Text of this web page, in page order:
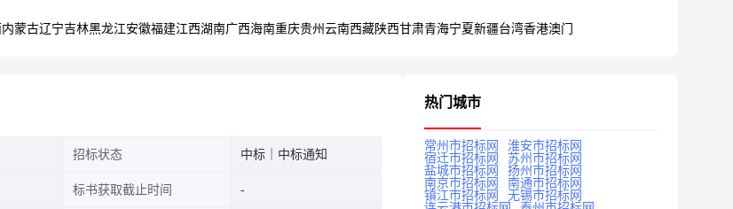
内蒙古辽宁吉林黑龙江安徽福建江西湖南广西海南重庆贵州 云南西藏陕西甘肃青海宁夏新疆台湾香港澳门
招标状态 中标｜中标通知
标书获取截止时间
热门城市
常州市招标网
淮安市招标网
宿迁市招标网
苏州市招标网
盐城市招标网
扬州市招标网
南京市招标网
南通市招标网
镇江市招标网
无锡市招标网